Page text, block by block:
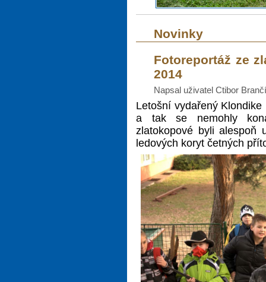
Novinky
Fotoreportáž ze
2014
Napsal uživatel Ctibor
Letošní vydařený
a tak se nemohly
zlatokopové byli alespoň
ledových koryt četných